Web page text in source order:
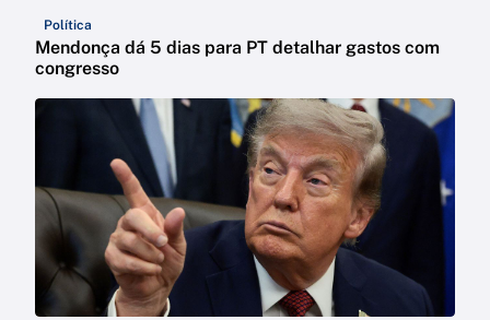
Política
Mendonça dá 5 dias para PT detalhar gastos com
congresso